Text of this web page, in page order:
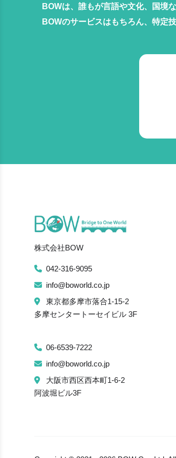
BOWは、誰もが言語や文化、国境
BOWのサービスはもちろん、特定
株式会社BOW
042-316-9095
info@boworld.co.jp
東京都多摩市落合1-15-2
多摩センタートーセイビル 3F
06-6539-7222
info@boworld.co.jp
大阪市西区西本町1-6-2
阿波堀ビル3F